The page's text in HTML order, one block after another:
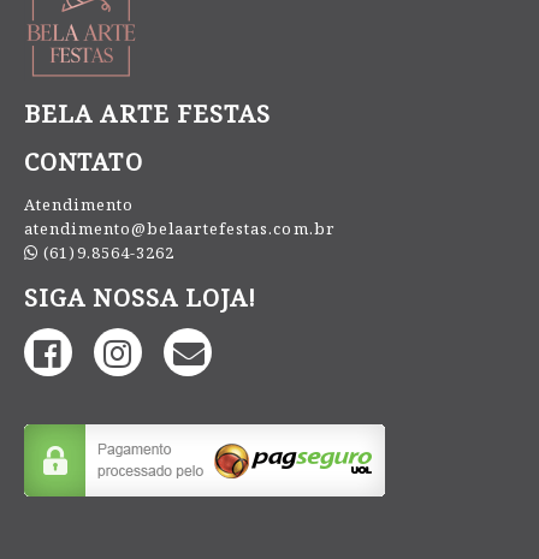
BELA ARTE FESTAS
CONTATO
Atendimento
atendimento@belaartefestas.com.br
(61)9.8564-3262
SIGA NOSSA LOJA!